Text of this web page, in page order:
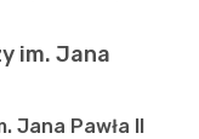
im. Jana
Jana Pawła II